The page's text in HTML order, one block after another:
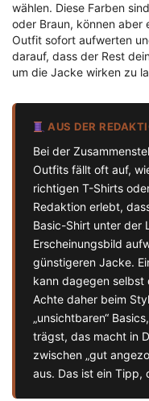
wählen. Diese Farben
oder Braun, können aber
Outfit sofort aufwerten
darauf, dass der Rest
um die Jacke wirken zu
AUS DER
Bei der
Outfits fällt oft auf,
richtigen T-Shirts
Redaktion erlebt,
Basic-Shirt unter der
Erscheinungsbild
günstigeren Jacke.
kann dagegen selbst
Achte daher beim
„unsichtbaren“
trägst, das macht in
zwischen „gut
aus. Das ist ein Tipp,